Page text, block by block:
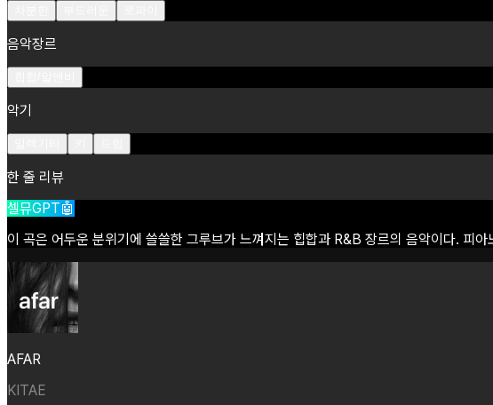
음악장르
악기
한 줄 리뷰
셀뮤GPT🤖
이 곡은 어두운 분위기에 쓸쓸한 그루브가 느껴지는 힙합과 R&B 장르의 음악이다. 피아
AFAR
KITAE